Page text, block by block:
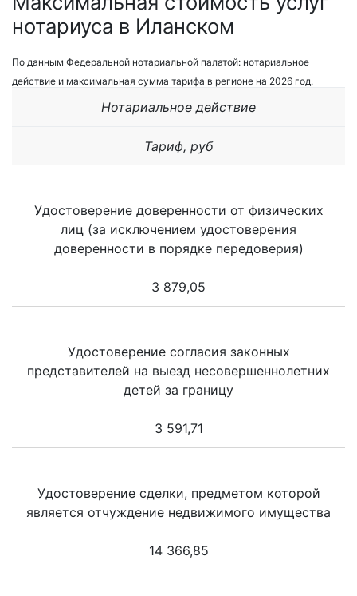
нотариуса в Иланском
По данным Федеральной нотариальной палатой: нотариальное
действие и максимальная сумма тарифа в регионе на 2026 год.
Нотариальное действие
Тариф, руб
Удостоверение доверенности от физических
лиц (за исключением удостоверения
доверенности в порядке передоверия)
3 879,05
Удостоверение согласия законных
представителей на выезд несовершеннолетних
детей за границу
3 591,71
Удостоверение сделки, предметом которой
является отчуждение недвижимого имущества
14 366,85